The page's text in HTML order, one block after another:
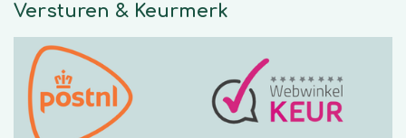
Versturen & Keurmerk